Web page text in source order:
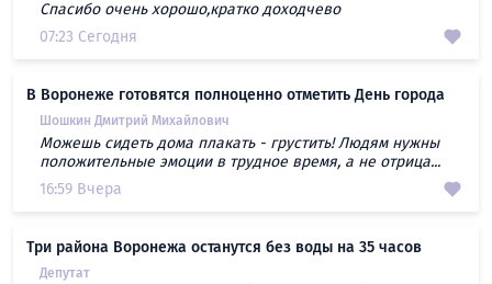
Спасибо очень хорошо,кратко доходчево
07:23 Сегодня
В Воронеже готовятся полноценно отметить День города
Шошкин Дмитрий Михайлович
Можешь сидеть дома плакать - грустить! Людям нужны
положительные эмоции в трудное время, а не отрица...
16:59 Вчера
Три района Воронежа останутся без воды на 35 часов
Депутат